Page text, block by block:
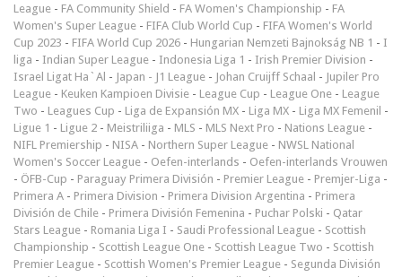
League - FA Community Shield - FA Women's Championship - FA
Women's Super League - FIFA Club World Cup - FIFA Women's World
Cup 2023 - FIFA World Cup 2026 - Hungarian Nemzeti Bajnokság NB 1 - I
liga - Indian Super League - Indonesia Liga 1 - Irish Premier Division -
Israel Ligat Ha`Al - Japan - J1 League - Johan Cruijff Schaal - Jupiler Pro
League - Keuken Kampioen Divisie - League Cup - League One - League
Two - Leagues Cup - Liga de Expansión MX - Liga MX - Liga MX Femenil -
Ligue 1 - Ligue 2 - Meistriliiga - MLS - MLS Next Pro - Nations League -
NIFL Premiership - NISA - Northern Super League - NWSL National
Women's Soccer League - Oefen-interlands - Oefen-interlands Vrouwen
- ÖFB-Cup - Paraguay Primera División - Premier League - Premjer-Liga -
Primera A - Primera Division - Primera Division Argentina - Primera
División de Chile - Primera División Femenina - Puchar Polski - Qatar
Stars League - Romania Liga I - Saudi Professional League - Scottish
Championship - Scottish League One - Scottish League Two - Scottish
Premier League - Scottish Women's Premier League - Segunda División